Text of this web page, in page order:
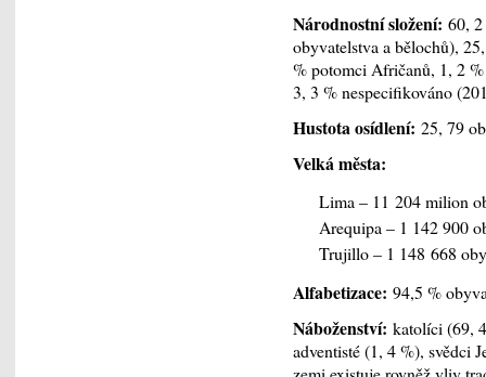
Národnostní složení: 60,
obyvatelstva a bělochů),
% potomci Afričanů, 1, 2
3, 3 % nespecifikováno
Hustota osídlení: 25, 79
Velká města:
Lima – 11 204 milion
Arequipa – 1 142 900
Trujillo – 1 148 668
Alfabetizace: 94,5 %
Náboženství: katolíci (69,
adventisté (1, 4 %), svědci